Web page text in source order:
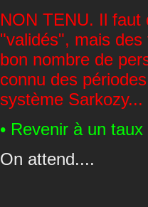
NON TENU. Il faut
"validés", mais
bon nombre de
connu des
système Sarkozy...
• Revenir à un
On attend....